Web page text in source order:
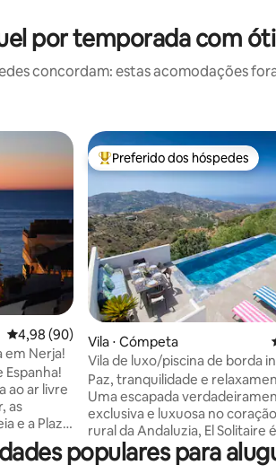
por temporada com
concordam: estas acomodações
hóspedes
4,98 de uma avaliação média de 5, 90
4,98 (90)
em Nerja!
Espanha!
ao ar livre
as
e a Plaza
de cerca
da sala
Entre os melhores preferidos
Preferido dos hóspedes
Vila ⋅ Cómpeta
Vila de luxo/piscina de borda
para o mar/jacuzzi
Paz, tranquilidade e
Uma escapada
exclusiva e luxuosa no
rural da Andaluzia, El Solitaire
autêntica fazenda espanhola
amorosamente restaurada
populares para